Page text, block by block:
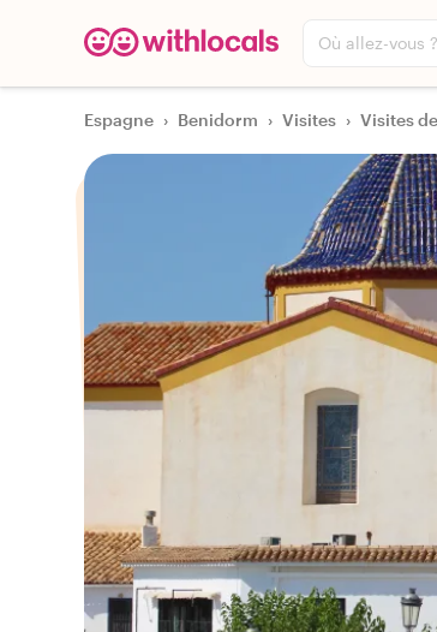
Où allez-vous ?
Espagne › Benidorm › Visites › Visites